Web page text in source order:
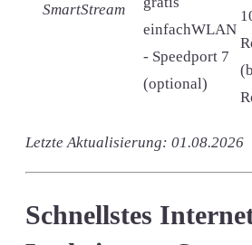
SmartStream
einfachWLAN
- Speedport 7
(optional)
Letzte Aktualisierung: 01.08.2026
Schnellstes